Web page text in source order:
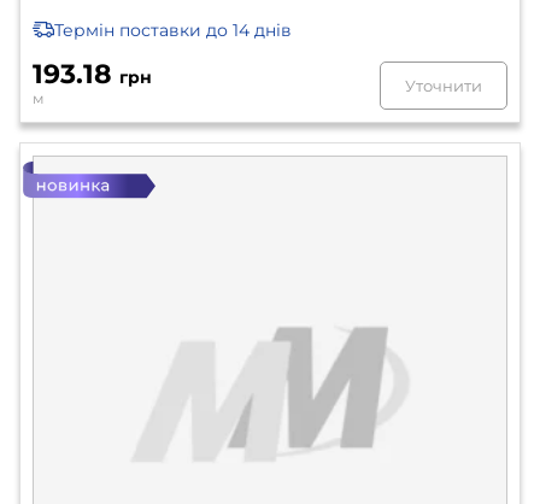
Термін поставки до 14 днів
193.18 грн
м
Уточнити